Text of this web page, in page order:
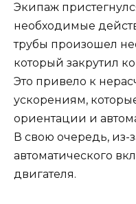
Экипаж
необходимые
трубы произошел
который закрутил
Это привело к
ускорениям,
ориентации и
В свою очередь, из-
автоматического
двигателя.